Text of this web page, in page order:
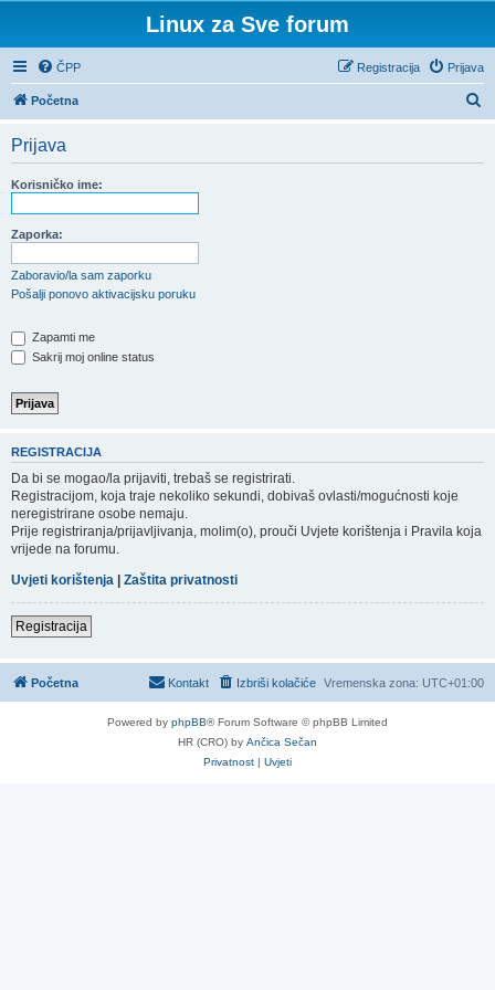
Linux za Sve forum
ČPP Prijava
Registracija
Početna
Prijava
Korisničko ime:
Zaporka:
Zaboravio/la sam zaporku
Pošalji ponovo aktivacijsku poruku
Zapamti me
Sakrij moj online status
REGISTRACIJA
Da bi se mogao/la prijaviti, trebaš se registrirati.
Registracijom, koja traje nekoliko sekundi, dobivaš ovlasti/mogućnosti koje
neregistrirane osobe nemaju.
Prije registriranja/prijavljivanja, molim(o), prouči Uvjete korištenja i Pravila koja
vrijede na forumu.
Uvjeti korištenja | Zaštita privatnosti
Registracija
Početna Vremenska zona: UTC+01:00
Izbriši kolačiće
Kontakt
Powered by phpBB® Forum Software © phpBB Limited
HR (CRO) by Ančica Sečan
Privatnost | Uvjeti